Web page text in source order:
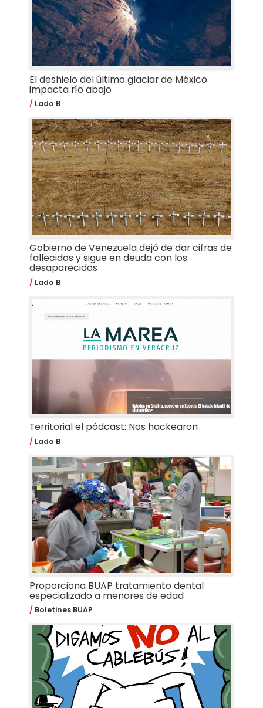
El deshielo del último glaciar de México
impacta río abajo
Lado B
Gobierno de Venezuela dejó de dar cifras de
fallecidos y sigue en deuda con los
desaparecidos
Lado B
Territorial el pódcast: Nos hackearon
Lado B
Proporciona BUAP tratamiento dental
especializado a menores de edad
Boletines BUAP